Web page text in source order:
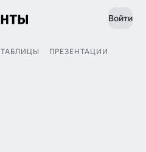
Войти
ТАБЛИЦЫ ПРЕЗЕНТАЦИИ